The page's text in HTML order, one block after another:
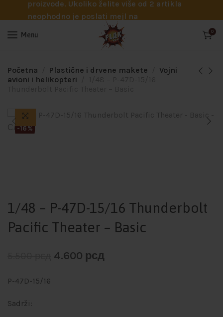
proizvode. Ukoliko želite više od 2 artikla
neophodno je poslati mejl na
info@flakhobby.com sa preciznim šiframa
proizvoda. Svakako nas možete pozvati
potrebna pomoć oko odabira.
Menu 0
Početna Plastične i drvene makete
Vojni
avioni i helikopteri
-16%
1/48 – P-47D-15/16 Thunderbolt
Pacific Theater – Basic
4.600 рсд
P-47D-15/16
Sadrži: